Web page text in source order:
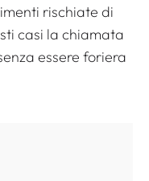
rischiate di
casi la chiamata
essere foriera